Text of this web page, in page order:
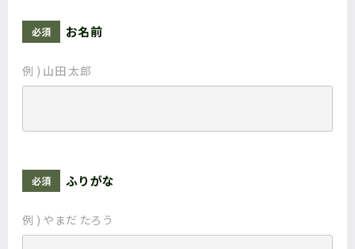
必須 お名前
例 ) 山田 太郎
必須 ふりがな
例 ) やまだ たろう